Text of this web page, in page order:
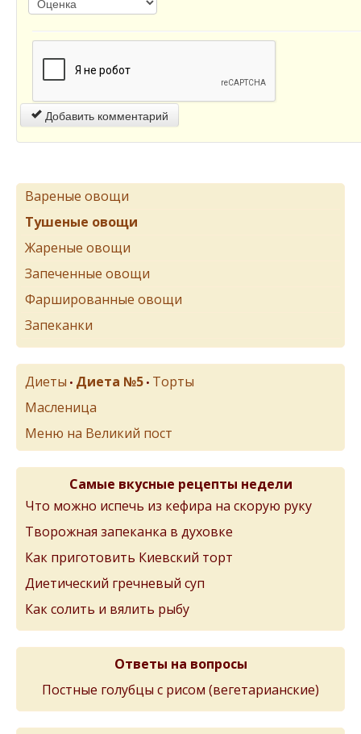
Добавить комментарий
Вареные овощи
Тушеные овощи
Жареные овощи
Запеченные овощи
Фаршированные овощи
Запеканки
Диеты • Диета №5 • Торты
Масленица
Меню на Великий пост
Самые вкусные рецепты недели
Что можно испечь из кефира на скорую руку
Творожная запеканка в духовке
Как приготовить Киевский торт
Диетический гречневый суп
Как солить и вялить рыбу
Ответы на вопросы
Постные голубцы с рисом (вегетарианские)